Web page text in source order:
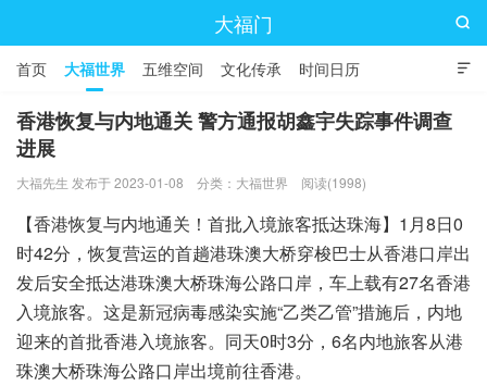
大福门

首页 大福世界 五维空间 文化传承 时间日历

香港恢复与内地通关 警方通报胡鑫宇失踪事件调查
进展
大福先生 发布于 2023-01-08 分类： 大福世界 阅读(1998)
【香港恢复与内地通关！首批入境旅客抵达珠海】1月8日0
时42分，恢复营运的首趟港珠澳大桥穿梭巴士从香港口岸出
发后安全抵达港珠澳大桥珠海公路口岸，车上载有27名香港
入境旅客。这是新冠病毒感染实施“乙类乙管”措施后，内地
迎来的首批香港入境旅客。同天0时3分，6名内地旅客从港
珠澳大桥珠海公路口岸出境前往香港。